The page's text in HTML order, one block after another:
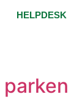
HELPDESK